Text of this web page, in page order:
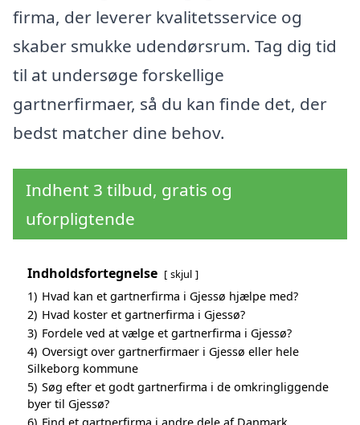
firma, der leverer kvalitetsservice og
skaber smukke udendørsrum. Tag dig tid
til at undersøge forskellige
gartnerfirmaer, så du kan finde det, der
bedst matcher dine behov.
Indhent 3 tilbud, gratis og
uforpligtende
Indholdsfortegnelse skjul
1) Hvad kan et gartnerfirma i Gjessø hjælpe med?
2) Hvad koster et gartnerfirma i Gjessø?
3) Fordele ved at vælge et gartnerfirma i Gjessø?
4) Oversigt over gartnerfirmaer i Gjessø eller hele
Silkeborg kommune
5) Søg efter et godt gartnerfirma i de omkringliggende
byer til Gjessø?